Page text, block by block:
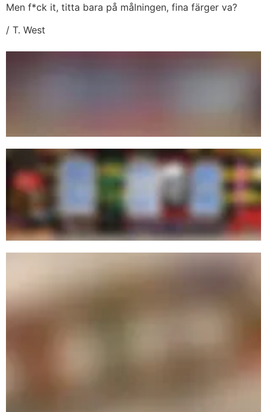
Men f*ck it, titta bara på målningen, fina färger va?
/ T. West